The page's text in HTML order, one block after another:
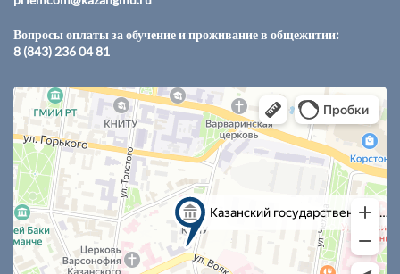
Вопросы оплаты за обучение и проживание в общежитии:
8 (843) 236 04 81